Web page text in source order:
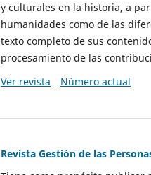
y culturales en la historia, a
humanidades como de las
texto completo de sus
procesamiento de las
Ver revista
Número actual
Revista Gestión de las